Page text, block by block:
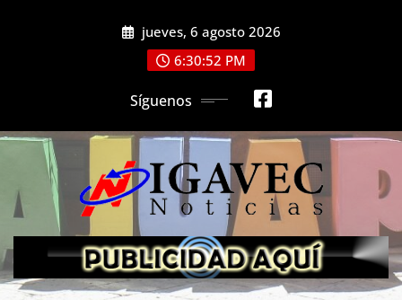
jueves, 6 agosto 2026
6:30:54 PM
Síguenos